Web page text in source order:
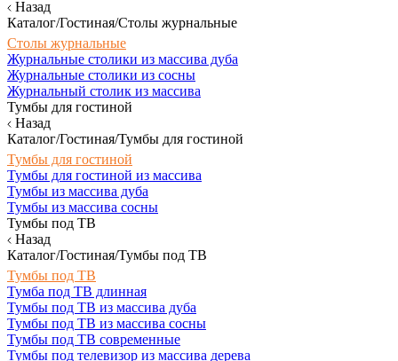
Назад
Каталог/Гостиная/Столы журнальные
Столы журнальные
Журнальные столики из массива дуба
Журнальные столики из сосны
Журнальный столик из массива
Тумбы для гостиной
Назад
Каталог/Гостиная/Тумбы для гостиной
Тумбы для гостиной
Тумбы для гостиной из массива
Тумбы из массива дуба
Тумбы из массива сосны
Тумбы под ТВ
Назад
Каталог/Гостиная/Тумбы под ТВ
Тумбы под ТВ
Тумба под ТВ длинная
Тумбы под ТВ из массива дуба
Тумбы под ТВ из массива сосны
Тумбы под ТВ современные
Тумбы под телевизор из массива дерева